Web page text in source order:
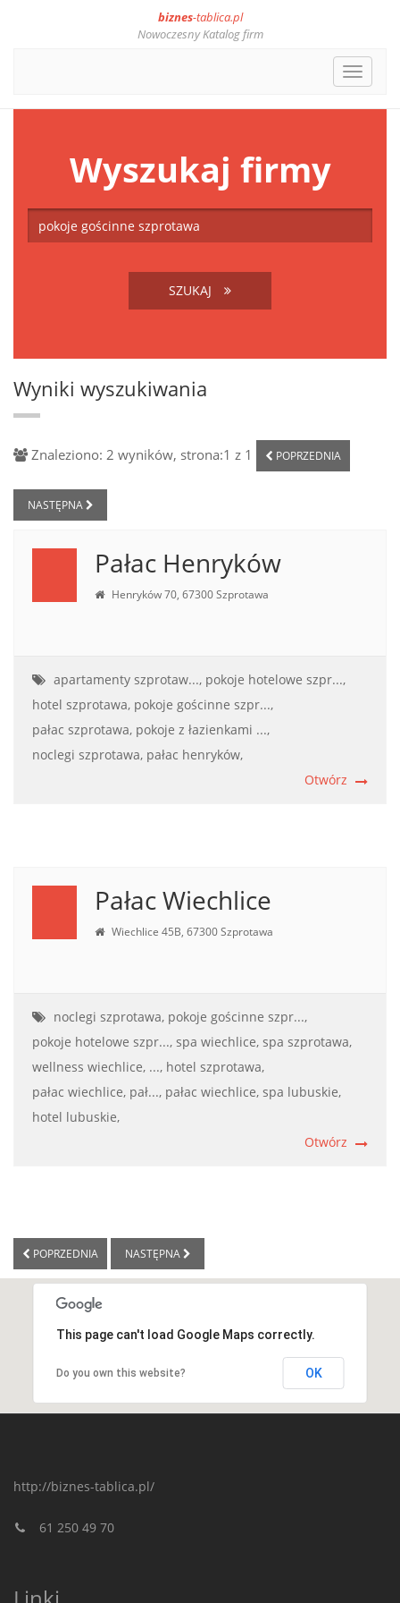
biznes-tablica.pl
Nowoczesny Katalog firm
Toggle
Wyszukaj firmy
SZUKAJ
Wyniki wyszukiwania
Znaleziono: 2 wyników, strona:1 z 1 POPRZEDNIA
NASTĘPNA
Pałac Henryków
Henryków 70, 67300 Szprotawa
apartamenty szprotaw..., pokoje hotelowe szpr...,
hotel szprotawa, pokoje gościnne szpr...,
pałac szprotawa, pokoje z łazienkami ...,
noclegi szprotawa, pałac henryków,
Otwórz
Pałac Wiechlice
Wiechlice 45B, 67300 Szprotawa
noclegi szprotawa, pokoje gościnne szpr...,
pokoje hotelowe szpr..., spa wiechlice, spa szprotawa,
wellness wiechlice, ..., hotel szprotawa,
pałac wiechlice, pał..., pałac wiechlice, spa lubuskie,
hotel lubuskie,
Otwórz
POPRZEDNIA NASTĘPNA
This page can't load Google Maps correctly.
Do you own this website? OK
http://biznes-tablica.pl/
61 250 49 70